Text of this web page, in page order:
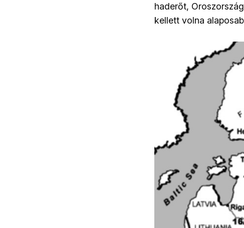
haderőt,
kellett volna